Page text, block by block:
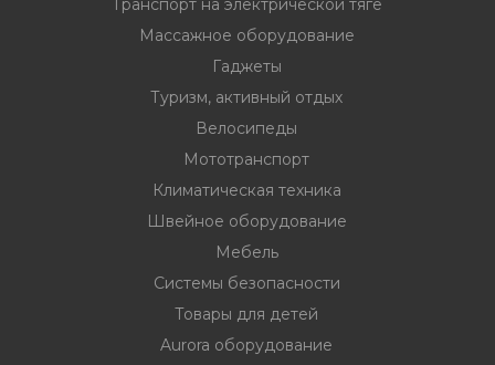
Транспорт на электрической тяге
Массажное оборудование
Гаджеты
Туризм, активный отдых
Велосипеды
Мототранспорт
Климатическая техника
Швейное оборудование
Мебель
Системы безопасности
Товары для детей
Aurora оборудование